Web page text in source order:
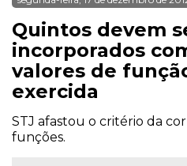
Quintos devem
incorporados
valores de
exercida
STJ afastou o critério da
funções.